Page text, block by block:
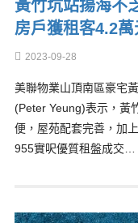
黃竹坑站揚海不
房戶獲租客4.2
2023-09-28
美聯物業山頂南區豪宅
(Peter Yeung)表示，黃
便，屋苑配套完善，加
955實呎優質租盤成交…